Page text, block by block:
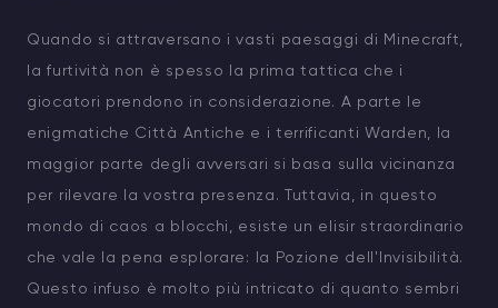
Quando si attraversano i vasti paesaggi di Minecraft,
la furtività non è spesso la prima tattica che i
giocatori prendono in considerazione. A parte le
enigmatiche Città Antiche e i terrificanti Warden, la
maggior parte degli avversari si basa sulla vicinanza
per rilevare la vostra presenza. Tuttavia, in questo
mondo di caos a blocchi, esiste un elisir straordinario
che vale la pena esplorare: la Pozione dell'Invisibilità.
Questo infuso è molto più intricato di quanto sembri